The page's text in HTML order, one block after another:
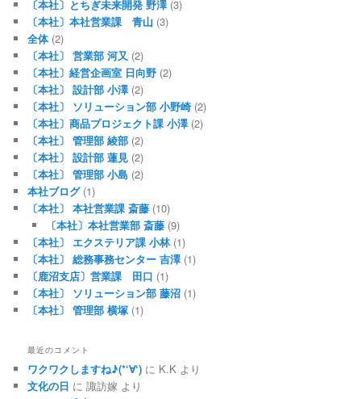
〔本社〕とちぎ未来開発 野澤(3)
〔本社〕本社営業課 青山 (3)
全体(2)
〔本社〕 営業部 河又 (2)
〔本社〕経営企画室 日向野 (2)
〔本社〕 設計部 小澤(2)
〔本社〕 ソリューション部 小野崎(2)
〔本社〕商品プロジェクト課 小澤(2)
〔本社〕 管理部 綾部 (2)
〔本社〕 設計部 蓮見 (2)
〔本社〕 管理部 小島 (2)
本社ブログ(1)
〔本社〕 本社営業課 斎藤 (10)
〔本社〕本社営業部 斎藤(9)
〔本社〕 エクステリア課 小林(1)
〔本社〕 総務事務センター 吉澤(1)
〔鹿沼支店〕営業課 田口 (1)
〔本社〕 ソリューション部 藤沼 (1)
〔本社〕 管理部 横塚 (1)
最近のコメント
ワクワクしますね♪(*‘∀‘) に K.K より
文化の日 に諏訪嫁 より